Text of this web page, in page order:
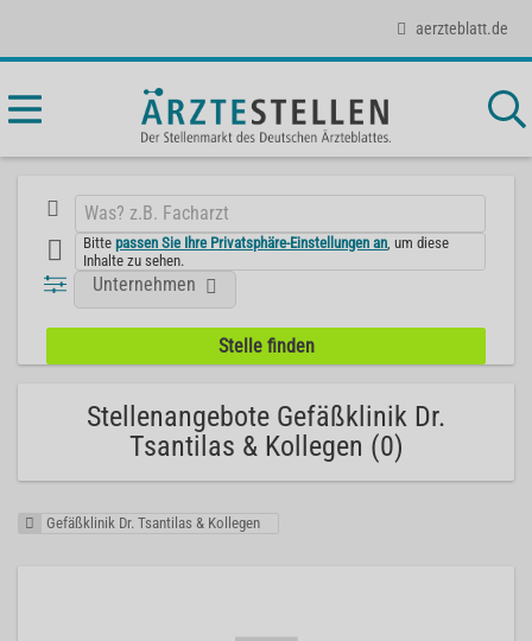
aerzteblatt.de
Bittepassen Sie Ihre Privatsphäre-Einstellungen an , um diese
Inhalte zu sehen.
Unternehmen
Stellenangebote Gefäßklinik Dr.
Tsantilas & Kollegen (0)
Gefäßklinik Dr. Tsantilas & Kollegen